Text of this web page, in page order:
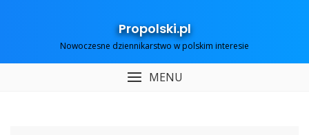
Propolski.pl
Nowoczesne dziennikarstwo w polskim interesie
MENU